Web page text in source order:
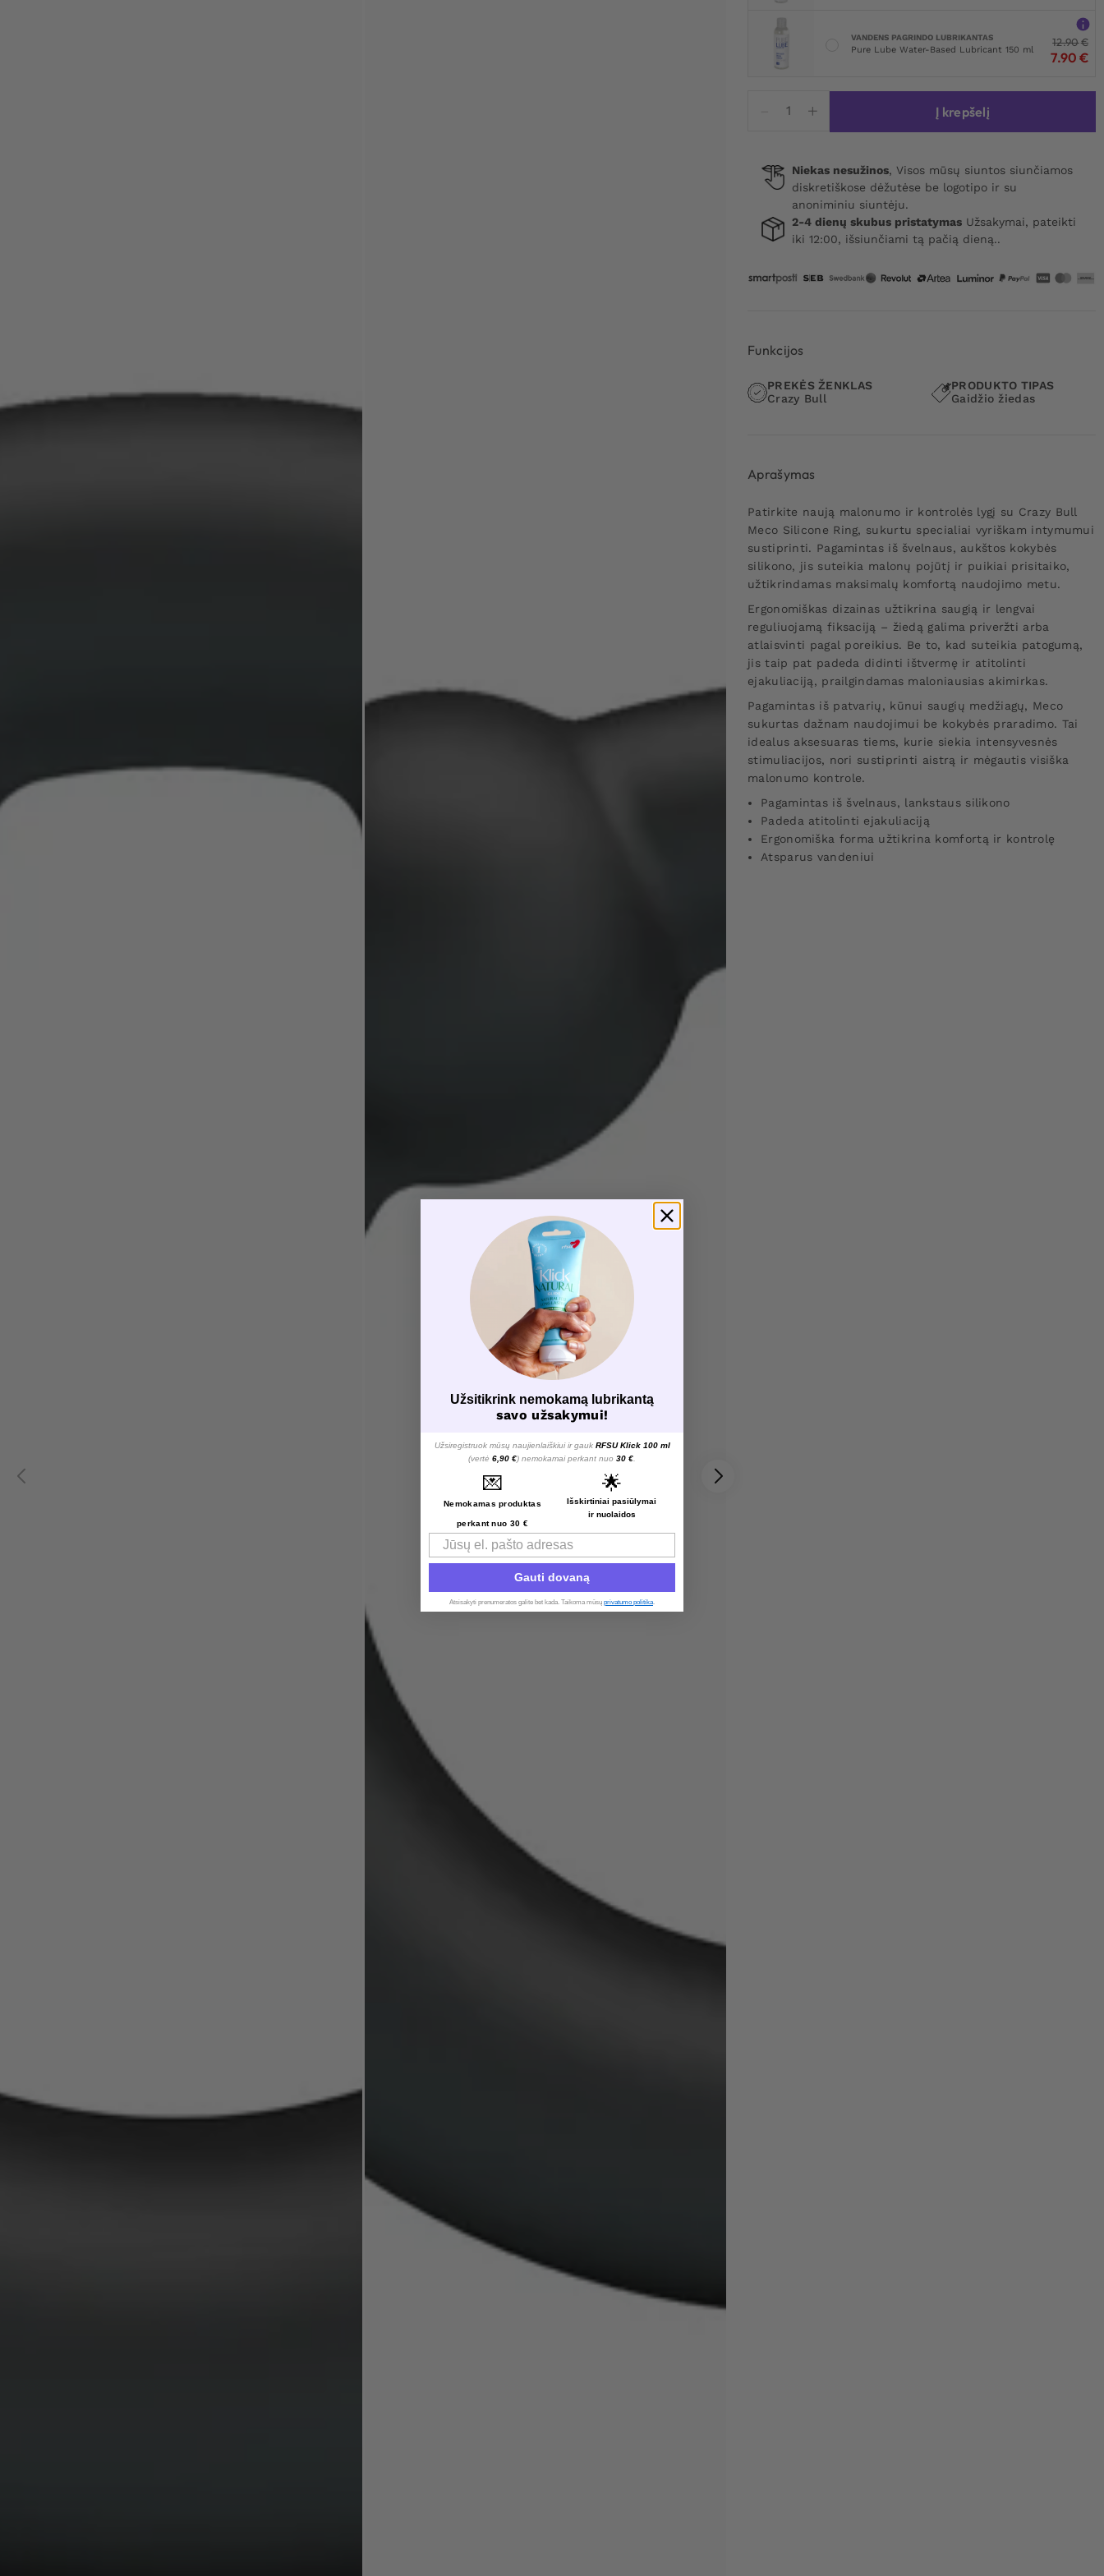
VANDENS PAGRINDO LUBRIKANTAS
Pure Lube Water-Based Lubricant 150 ml
12.90€
7.90 €
kiekis:
Meco
Ring
Į krepšelį
Niekas nesužinos, Visos mūsų siuntos siunčiamos
diskretiškose dėžutėse be logotipo ir su
anoniminiu siuntėju.
2-4 dienų skubus pristatymas Užsakymai, pateikti
iki 12:00, išsiunčiami tą pačią dieną..
Funkcijos
PREKĖS ŽENKLAS
Crazy Bull
PRODUKTO TIPAS
Gaidžio žiedas
Aprašymas
Patirkite naują malonumo ir kontrolės lygį su Crazy Bull
Meco Silicone Ring, sukurtu specialiai vyriškam intymumui
sustiprinti. Pagamintas iš švelnaus, aukštos kokybės
silikono, jis suteikia malonų pojūtį ir puikiai prisitaiko,
užtikrindamas maksimalų komfortą naudojimo metu.
Ergonomiškas dizainas užtikrina saugią ir lengvai
reguliuojamą fiksaciją – žiedą galima priveržti arba
atlaisvinti pagal poreikius. Be to, kad suteikia patogumą,
jis taip pat padeda didinti ištvermę ir atitolinti
ejakuliaciją, prailgindamas maloniausias akimirkas.
Pagamintas iš patvarių, kūnui saugių medžiagų, Meco
sukurtas dažnam naudojimui be kokybės praradimo. Tai
idealus aksesuaras tiems, kurie siekia intensyvesnės
stimuliacijos, nori sustiprinti aistrą ir mėgautis visiška
malonumo kontrole.
Pagamintas iš švelnaus, lankstaus silikono
Padeda atitolinti ejakuliaciją
Ergonomiška forma užtikrina komfortą ir kontrolę
Atsparus vandeniui
Užsitikrink nemokamą lubrikantą
savo užsakymui!
Užsiregistruok mūsų naujienlaiškiui ir gauk RFSU Klick 100 ml
(vertė 6,90 €) nemokamai perkant nuo 30 €
💌
Nemokamas produktas
perkant nuo 30 €
🌟
Išskirtiniai pasiūlymai
ir nuolaidos
Email
Gauti dovaną
Atsisakyti prenumeratos galite bet kada. Taikoma mūsų privatumo politika